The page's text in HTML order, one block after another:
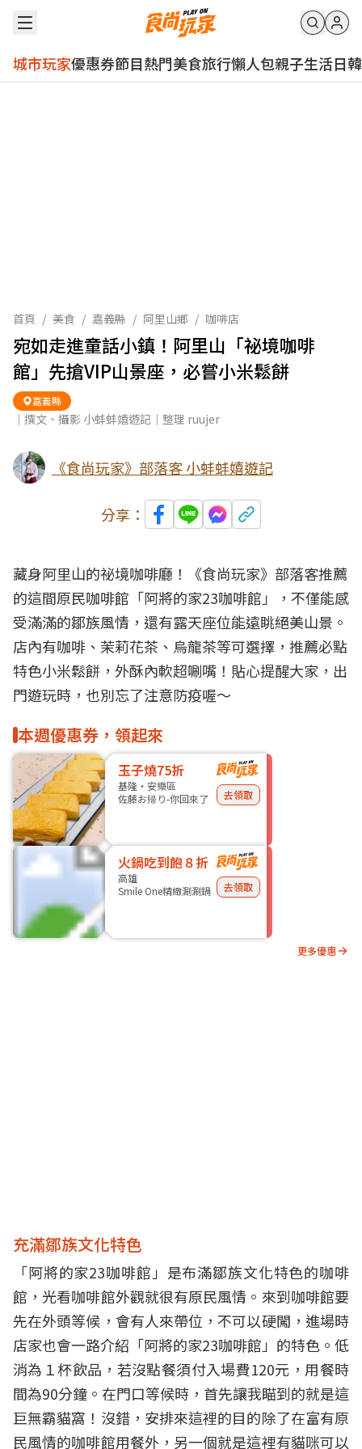
城市玩家優惠券節目熱門美食旅行懶人包親子生活日韓
首頁 / 美食 / 嘉義縣 / 阿里山鄉 / 咖啡店
宛如走進童話小鎮！阿里山「祕境咖啡
館」先搶VIP山景座，必嘗小米鬆餅
嘉義縣
｜撰文、攝影 小蚌蚌嬉遊記｜整理 ruujer
《食尚玩家》部落客 小蚌蚌嬉遊記
分享：
藏身阿里山的祕境咖啡廳！《食尚玩家》部落客推薦
的這間原民咖啡館「阿將的家23咖啡館 」，不僅能感
受滿滿的鄒族風情，還有露天座位能遠眺絕美山景。
店內有咖啡、茉莉花茶、烏龍茶等可選擇，推薦必點
特色小米鬆餅，外酥內軟超唰嘴！貼心提醒大家，出
門遊玩時，也別忘了注意防疫喔～
本週優惠券，領起來
玉子燒75折
基隆・安樂區
佐藤お帰り-你回來了
去領取
火鍋吃到飽８折
高雄
Smile One精緻涮涮鍋
去領取
更多優惠
充滿鄒族文化特色
「阿將的家23咖啡館」是布滿鄒族文化特色的咖啡
館，光看咖啡館外觀就很有原民風情。來到咖啡館要
先在外頭等候，會有人來帶位，不可以硬闖，進場時
店家也會一路介紹「阿將的家23咖啡館」的特色。低
消為１杯飲品，若沒點餐須付入場費120元，用餐時
間為90分鐘。在門口等候時，首先讓我瞄到的就是這
巨無霸貓窩！沒錯，安排來這裡的目的除了在富有原
民風情的咖啡館用餐外，另一個就是這裡有貓咪可以